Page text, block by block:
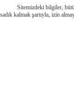
Sitemizdeki bilgiler,
kalmak şartıyla, izin